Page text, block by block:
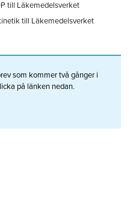
till Läkemedelsverket
till Läkemedelsverket
som kommer två gånger i
på länken nedan.